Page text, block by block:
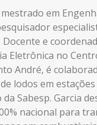
em
e
Eletrônica no
André, é
lodos em
Sabesp. Garcia
nacional para